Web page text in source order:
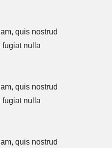
quis nostrud
fugiat nulla
quis nostrud
fugiat nulla
quis nostrud